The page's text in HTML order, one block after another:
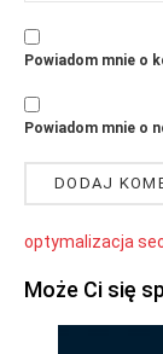
Powiadom mnie o
Powiadom mnie o
optymalizacja
Może Ci się